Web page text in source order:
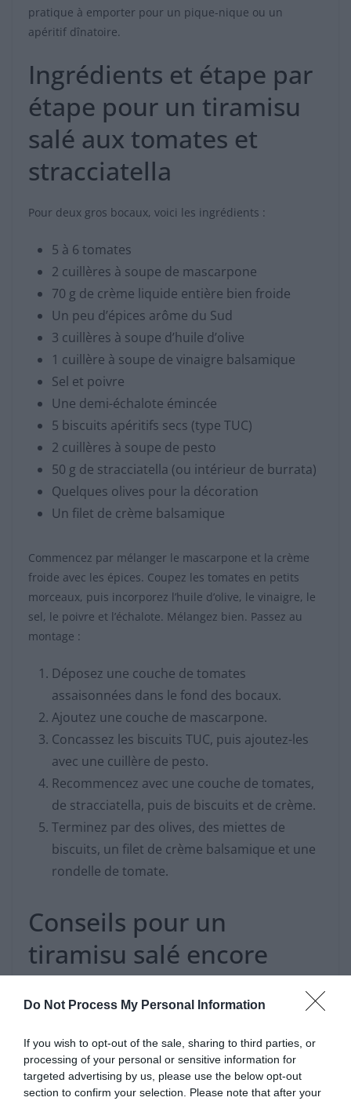
Do Not Process My Personal Information
If you wish to opt-out of the sale, sharing to third parties, or
processing of your personal or sensitive information for
targeted advertising by us, please use the below opt-out
section to confirm your selection. Please note that after your
pratique à emporter pour un pique-nique ou un
apéritif dînatoire.
Ingrédients et étape par
étape pour un tiramisu
salé aux tomates et
stracciatella
Pour deux gros bocaux, voici les ingrédients :
5 à 6 tomates
2 cuillères à soupe de mascarpone
70 g de crème liquide entière bien froide
Un peu d’épices arôme du Sud
3 cuillères à soupe d’huile d’olive
1 cuillère à soupe de vinaigre balsamique
Sel et poivre
Une demi-échalote émincée
5 biscuits apéritifs secs (type TUC)
2 cuillères à soupe de pesto
50 g de stracciatella (ou intérieur de burrata)
Quelques olives pour la décoration
Un filet de crème balsamique
Commencez par mélanger le mascarpone et la crème
froide avec les épices. Coupez les tomates en petits
morceaux, puis incorporez l’huile d’olive, le vinaigre, le
sel, le poivre et l’échalote. Mélangez bien. Passez au
montage :
Déposez une couche de tomates
assaisonnées dans le fond des bocaux.
Ajoutez une couche de mascarpone.
Concassez les biscuits TUC, puis ajoutez-les
avec une cuillère de pesto.
Recommencez avec une couche de tomates,
de stracciatella, puis de biscuits et de crème.
Terminez par des olives, des miettes de
biscuits, un filet de crème balsamique et une
rondelle de tomate.
Conseils pour un
tiramisu salé encore
plus rafraîchissant et
léger
Pour profiter pleinement du rafraîchissement, préparez
ce plat quelques heures à l’avance et laissez-le reposer